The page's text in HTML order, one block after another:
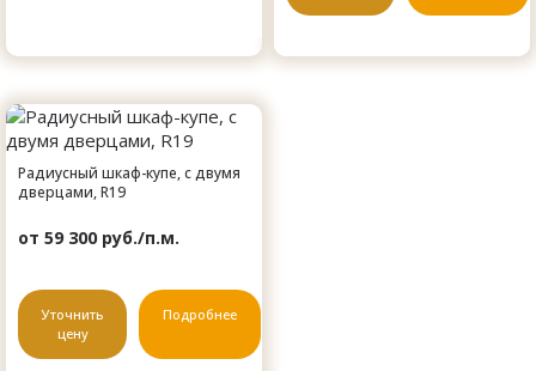
Радиусный шкаф-купе, с двумя
дверцами, R19
от 59 300 руб./п.м.
Уточнить
цену
Подробнее